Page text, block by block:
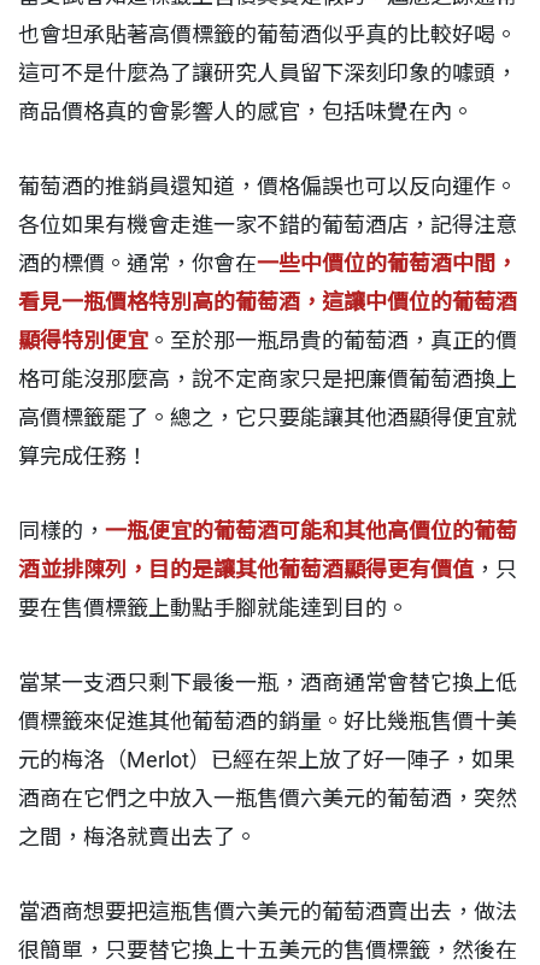
也會坦承貼著高價標籤的葡萄酒似乎真的比較好喝。
這可不是什麼為了讓研究人員留下深刻印象的噱頭，
商品價格真的會影響人的感官，包括味覺在內。
葡萄酒的推銷員還知道，價格偏誤也可以反向運作。
各位如果有機會走進一家不錯的葡萄酒店，記得注意
酒的標價。通常，你會在一些中價位的葡萄酒中間，
看見一瓶價格特別高的葡萄酒，這讓中價位的葡萄酒
顯得特別便宜 。至於那一瓶昂貴的葡萄酒，真正的價
格可能沒那麼高，說不定商家只是把廉價葡萄酒換上
高價標籤罷了。總之，它只要能讓其他酒顯得便宜就
算完成任務！
同樣的， 一瓶便宜的葡萄酒可能和其他高價位的葡萄
酒並排陳列，目的是讓其他葡萄酒顯得更有價值 ，只
要在售價標籤上動點手腳就能達到目的。
當某一支酒只剩下最後一瓶，酒商通常會替它換上低
價標籤來促進其他葡萄酒的銷量。好比幾瓶售價十美
元的梅洛（Merlot）已經在架上放了好一陣子，如果
酒商在它們之中放入一瓶售價六美元的葡萄酒，突然
之間，梅洛就賣出去了。
當酒商想要把這瓶售價六美元的葡萄酒賣出去，做法
很簡單，只要替它換上十五美元的售價標籤，然後在